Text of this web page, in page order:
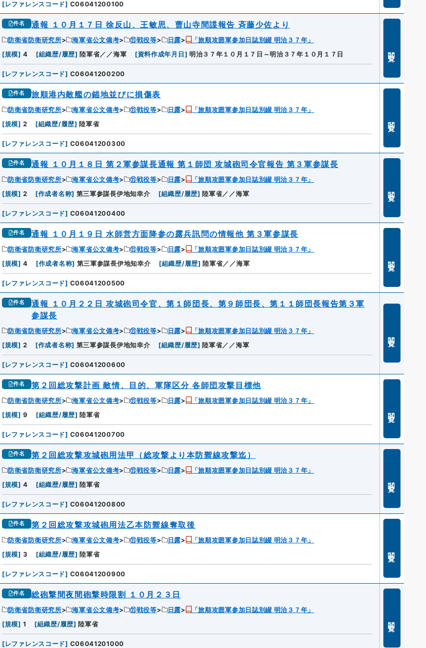
[レファレンスコード] C06041200100
件名 通報 １０月１７日 徐反山、王敏思、曹山寺間諜報告 斉藤少佐より
防衛省防衛研究所 海軍省公文備考 ⑪戦役等 日露
「旅順攻囲軍参加日誌別綴 明治３７年」
[規模] 4 [組織歴/履歴] 陸軍省／／海軍 [資料作成年月日] 明治３７年１０月１７日～明治３７年１０月１７日
[レファレンスコード] C06041200200
件名 旅順港内敵艦の錨地並びに損傷表
防衛省防衛研究所 海軍省公文備考 ⑪戦役等 日露
「旅順攻囲軍参加日誌別綴 明治３７年」
[規模] 2 [組織歴/履歴] 陸軍省
[レファレンスコード] C06041200300
件名 通報 １０月１８日 第２軍参謀長通報 第１師団 攻城砲司令官報告 第３軍参謀長
防衛省防衛研究所 海軍省公文備考 ⑪戦役等 日露
「旅順攻囲軍参加日誌別綴 明治３７年」
[規模] 2 [作成者名称] 第三軍参謀長伊地知幸介 [組織歴/履歴] 陸軍省／／海軍
[レファレンスコード] C06041200400
件名 通報 １０月１９日 水師営方面降参の露兵訊問の情報他 第３軍参謀長
防衛省防衛研究所 海軍省公文備考 ⑪戦役等 日露
「旅順攻囲軍参加日誌別綴 明治３７年」
[規模] 4 [作成者名称] 第三軍参謀長伊地知幸介 [組織歴/履歴] 陸軍省／／海軍
[レファレンスコード] C06041200500
件名
通報 １０月２２日 攻城砲司令官、第１師団長、第９師団長、第１１師団長報告第３軍
参謀長
防衛省防衛研究所 海軍省公文備考 ⑪戦役等 日露
「旅順攻囲軍参加日誌別綴 明治３７年」
[規模] 2 [作成者名称] 第三軍参謀長伊地知幸介 [組織歴/履歴] 陸軍省／／海軍
[レファレンスコード] C06041200600
件名 第２回総攻撃計画 敵情、目的、軍隊区分 各師団攻撃目標他
防衛省防衛研究所 海軍省公文備考 ⑪戦役等 日露
「旅順攻囲軍参加日誌別綴 明治３７年」
[規模] 9 [組織歴/履歴] 陸軍省
[レファレンスコード] C06041200700
件名 第２回総攻撃攻城砲用法甲（総攻撃より本防禦線攻撃迄）
防衛省防衛研究所 海軍省公文備考 ⑪戦役等 日露
「旅順攻囲軍参加日誌別綴 明治３７年」
[規模] 4 [組織歴/履歴] 陸軍省
[レファレンスコード] C06041200800
件名 第２回総攻撃攻城砲用法乙本防禦線奪取後
防衛省防衛研究所 海軍省公文備考 ⑪戦役等 日露
「旅順攻囲軍参加日誌別綴 明治３７年」
[規模] 3 [組織歴/履歴] 陸軍省
[レファレンスコード] C06041200900
件名 総砲撃間夜間砲撃時限割 １０月２３日
防衛省防衛研究所 海軍省公文備考 ⑪戦役等 日露
「旅順攻囲軍参加日誌別綴 明治３７年」
[規模] 1 [組織歴/履歴] 陸軍省
[レファレンスコード] C06041201000